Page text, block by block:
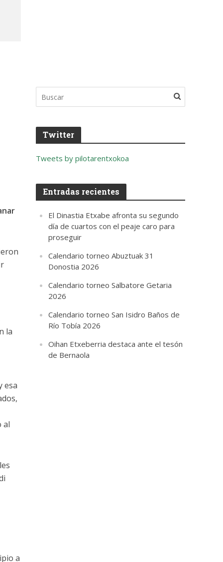
la
esa
al
a
Twitter
Tweets by pilotarentxokoa
Entradas recientes
El Dinastia Etxabe afronta su segundo
día de cuartos con el peaje caro para
proseguir
Calendario torneo Abuztuak 31
Donostia 2026
Calendario torneo Salbatore Getaria
2026
Calendario torneo San Isidro Baños de
Río Tobía 2026
Oihan Etxeberria destaca ante el tesón
de Bernaola